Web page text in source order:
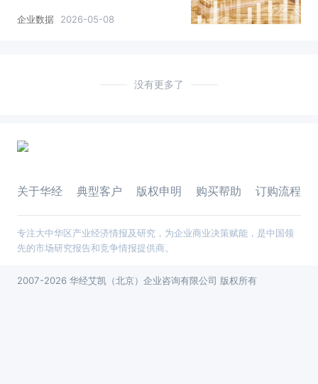
金）数据统计
企业数据 2026-05-08
没有更多了
关于华经 典型客户 版权申明 购买帮助 订购流程
专注大中华区产业经济情报及研究，为企业商业决策赋能，是中国领
先的市场研究报告和竞争情报提供商。
2007-2026 华经艾凯（北京）企业咨询有限公司 版权所有